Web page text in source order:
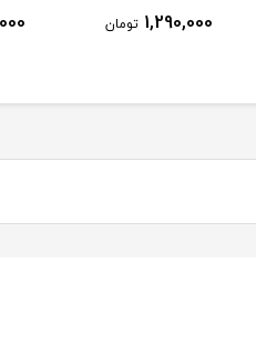
1,290,000 تومان